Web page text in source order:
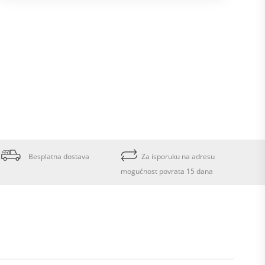
Besplatna dostava
Za isporuku na adresu
mogućnost povrata 15 dana